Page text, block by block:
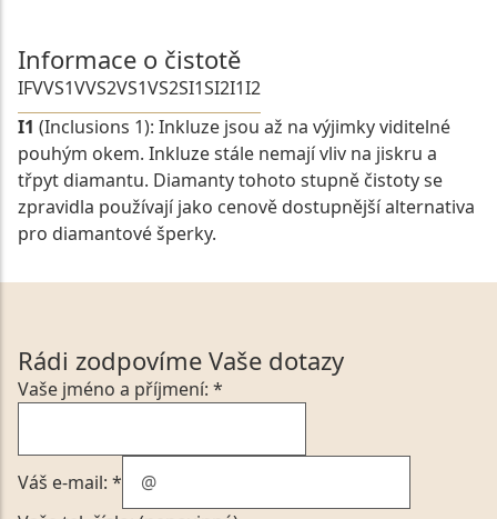
Informace o čistotě
IFVVS1VVS2VS1VS2SI1SI2I1I2
I1 (Inclusions 1): Inkluze jsou až na výjimky viditelné
pouhým okem. Inkluze stále nemají vliv na jiskru a
třpyt diamantu. Diamanty tohoto stupně čistoty se
zpravidla používají jako cenově dostupnější alternativa
pro diamantové šperky.
Rádi zodpovíme Vaše dotazy
Vaše jméno a příjmení: *
Váš e-mail: *